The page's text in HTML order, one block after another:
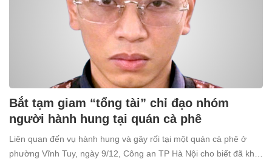
Bắt tạm giam “tổng tài” chỉ đạo nhóm
người hành hung tại quán cà phê
Liên quan đến vụ hành hung và gây rối tại một quán cà phê ở
phường Vĩnh Tuy, ngày 9/12, Công an TP Hà Nội cho biết đã khởi